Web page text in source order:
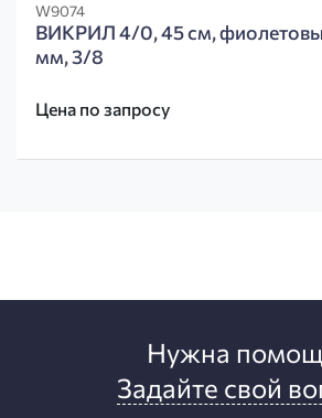
W9074
ВИКРИЛ 4/0, 45 см,
мм, 3/8
Цена по запросу
Нужна
Задайте свой